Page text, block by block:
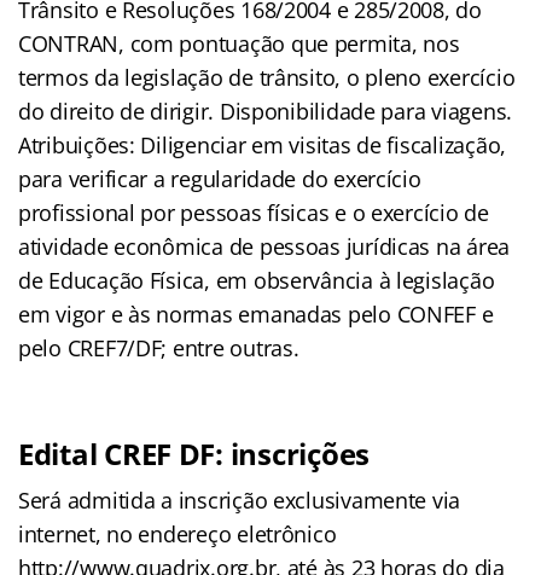
Trânsito e Resoluções 168/2004 e 285/2008, do
CONTRAN, com pontuação que permita, nos
termos da legislação de trânsito, o pleno exercício
do direito de dirigir. Disponibilidade para viagens.
Atribuições: Diligenciar em visitas de fiscalização,
para verificar a regularidade do exercício
profissional por pessoas físicas e o exercício de
atividade econômica de pessoas jurídicas na área
de Educação Física, em observância à legislação
em vigor e às normas emanadas pelo CONFEF e
pelo CREF7/DF; entre outras.
Edital CREF DF: inscrições
Será admitida a inscrição exclusivamente via
internet, no endereço eletrônico
http://www.quadrix.org.br, até às 23 horas do dia